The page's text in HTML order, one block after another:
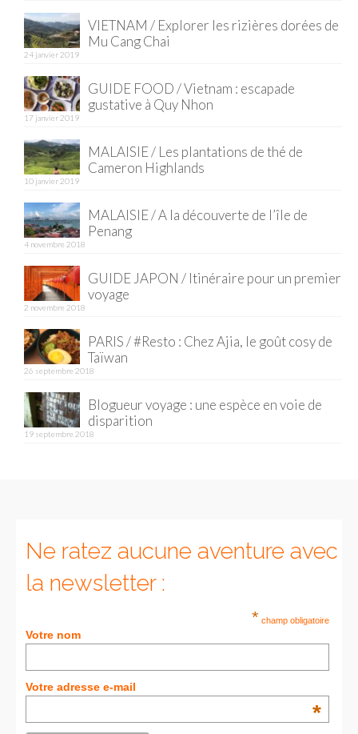
Quy Nhon
EUROPE
France
La Réunion
Paris
Poitou
Saint-Malo
Savoie
Allemagne
Berlin
Munich
Danemark
Royaume-Uni
ALLEMAGNE
– Berlin
VIETNAM / Explorer les rizières dorées de
Mu Cang Chai
24 janvier 2019
GUIDE FOOD / Vietnam : escapade
gustative à Quy Nhon
17 janvier 2019
MALAISIE / Les plantations de thé de
Cameron Highlands
10 janvier 2019
MALAISIE / A la découverte de l’île de
Penang
4 novembre 2018
GUIDE JAPON / Itinéraire pour un premier
voyage
2 novembre 2018
PARIS / #Resto : Chez Ajia, le goût cosy de
Taïwan
26 septembre 2018
Blogueur voyage : une espèce en voie de
disparition
19 septembre 2018
Ne ratez aucune aventure avec
la newsletter :
* champ obligatoire
Votre nom
Votre adresse e-mail
*